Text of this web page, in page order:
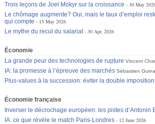
Trois leçons de Joel Mokyr sur la croissance
30 May
Le chômage augmente? Oui, mais le taux d’emploi
qui compte
15 May 2026
Le mythe du recul du salariat
30 Apr. 2026
Économie
La grande peur des technologies de rupture Vincent
IA: la promesse à l’épreuve des marchés Sébastien
Plus-values à la succession: éviter la double imposition
Économie française
Inverser le décrochage européen: les pistes d’Antonin
IA: ce que révèle le match Paris-Londres
12 June 2026